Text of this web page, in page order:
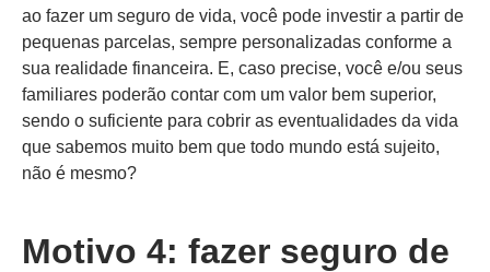
ao fazer um seguro de vida, você pode investir a partir de
pequenas parcelas, sempre personalizadas conforme a
sua realidade financeira. E, caso precise, você e/ou seus
familiares poderão contar com um valor bem superior,
sendo o suficiente para cobrir as eventualidades da vida
que sabemos muito bem que todo mundo está sujeito,
não é mesmo?
Motivo 4: fazer seguro de